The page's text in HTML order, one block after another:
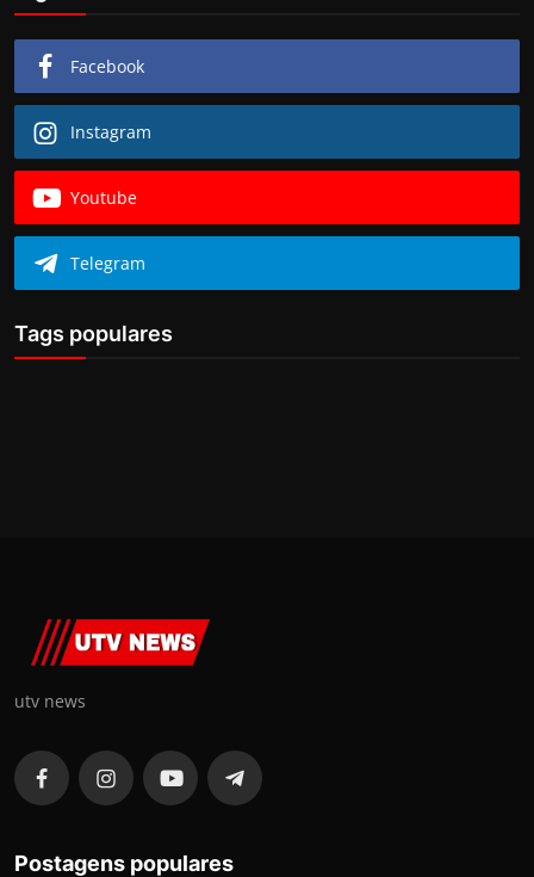
Facebook
Instagram
Youtube
Telegram
Tags populares
utv news
Postagens populares